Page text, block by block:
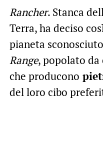
Rancher. Stanca
Terra, ha deciso
pianeta
Range, popolato da
che producono
del loro cibo